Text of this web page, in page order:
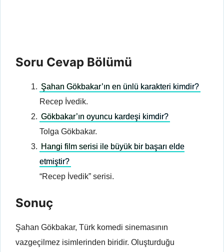
Soru Cevap Bölümü
Şahan Gökbakar’ın en ünlü karakteri kimdir?
Recep İvedik.
Gökbakar’ın oyuncu kardeşi kimdir?
Tolga Gökbakar.
Hangi film serisi ile büyük bir başarı elde
etmiştir?
“Recep İvedik” serisi.
Sonuç
Şahan Gökbakar, Türk komedi sinemasının
vazgeçilmez isimlerinden biridir. Oluşturduğu